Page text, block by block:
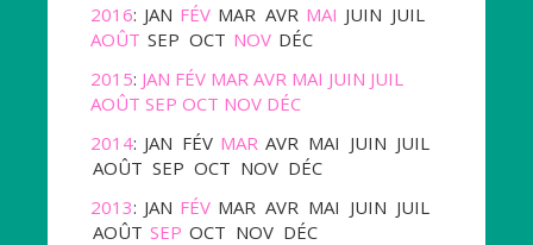
2016: JAN FÉV MAR AVR MAI JUIN JUIL
AOÛT SEP OCT NOV DÉC
2015: JAN FÉV MAR AVR MAI JUIN JUIL
AOÛT SEP OCT NOV DÉC
2014: JAN FÉV MAR AVR MAI JUIN JUIL
AOÛT SEP OCT NOV DÉC
2013: JAN FÉV MAR AVR MAI JUIN JUIL
AOÛT SEP OCT NOV DÉC